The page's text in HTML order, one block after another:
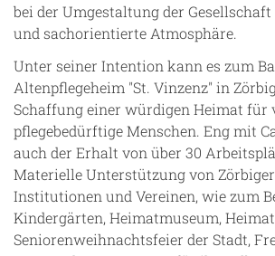
bei der Umgestaltung der
und sachorientierte Atmosphäre.
Unter seiner Intention kann es zum
Altenpflegeheim "St. Vinzenz" in
Schaffung einer würdigen Heimat für
pflegebedürftige Menschen. Eng mit
auch der Erhalt von über 30
Materielle Unterstützung von
Institutionen und Vereinen, wie zum
Kindergärten, Heimatmuseum,
Seniorenweihnachtsfeier der Stadt,